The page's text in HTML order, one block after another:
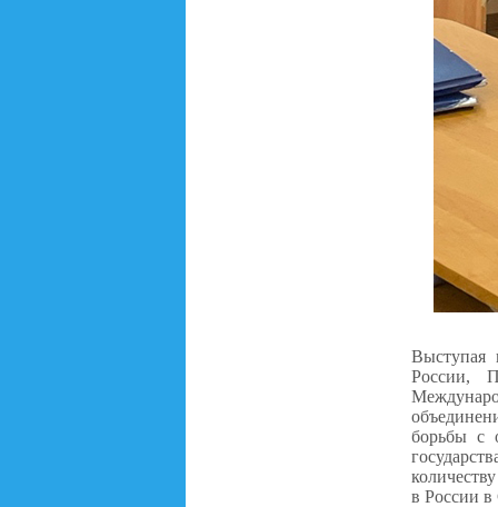
Выступая
России,
борьбы с
в России в